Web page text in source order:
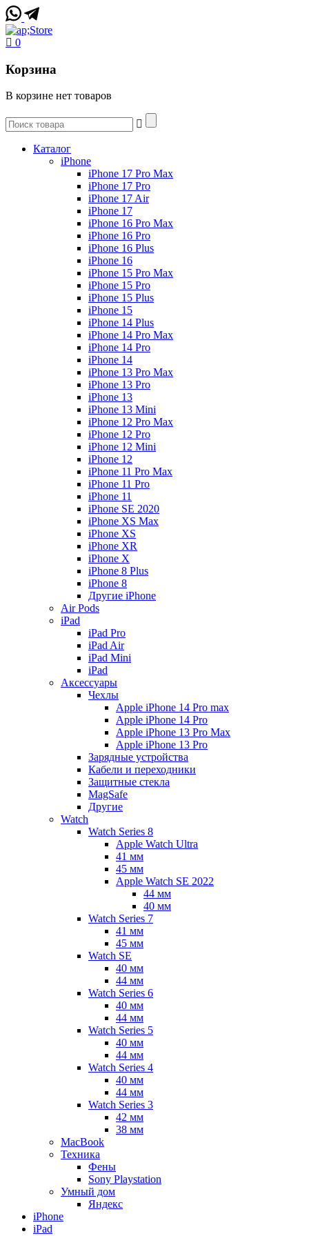
0
Корзина
В корзине нет товаров
Каталог
iPhone
iPhone 17 Pro Max
iPhone 17 Pro
iPhone 17 Air
iPhone 17
iPhone 16 Pro Max
iPhone 16 Pro
iPhone 16 Plus
iPhone 16
iPhone 15 Pro Max
iPhone 15 Pro
iPhone 15 Plus
iPhone 15
iPhone 14 Plus
iPhone 14 Pro Max
iPhone 14 Pro
iPhone 14
iPhone 13 Pro Max
iPhone 13 Pro
iPhone 13
iPhone 13 Mini
iPhone 12 Pro Max
iPhone 12 Pro
iPhone 12 Mini
iPhone 12
iPhone 11 Pro Max
iPhone 11 Pro
iPhone 11
iPhone SE 2020
iPhone XS Max
iPhone XS
iPhone XR
iPhone X
iPhone 8 Plus
iPhone 8
Другие iPhone
Air Pods
iPad
iPad Pro
iPad Air
iPad Mini
iPаd
Аксессуары
Чехлы
Apple iPhone 14 Pro max
Apple iPhone 14 Pro
Apple iPhone 13 Pro Max
Apple iPhone 13 Pro
Зарядные устройства
Кабели и переходники
Защитные стекла
MagSafe
Другие
Watch
Watch Series 8
Apple Watch Ultra
41 мм
45 мм
Apple Watch SE 2022
44 мм
40 мм
Watch Series 7
41 мм
45 мм
Watch SE
40 мм
44 мм
Watch Series 6
40 мм
44 мм
Watch Series 5
40 мм
44 мм
Watch Series 4
40 мм
44 мм
Watch Series 3
42 мм
38 мм
MacBook
Техника
Фены
Sony Playstation
Умный дом
Яндекс
iPhone
iPad